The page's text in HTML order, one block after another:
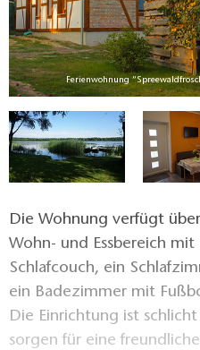
Ferienwohnung
Die Wohnung verfügt
Wohn- und Essbereich mit
Schlafcouch, ein
ein Badezimmer mit
Die Einrichtung ist
sorgen für eine